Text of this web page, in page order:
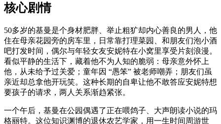
核心剧情
50多岁的基曼是个身材肥胖、举止粗犷却内心善良的男人，他
住在母亲花园旁的房车里，日常靠打理菜园、和朋友们泡小酒
吧打发时间，偶尔与年轻女友安妮特在小窝里享受片刻浪漫。
看似平静的生活下，藏着他不为人知的脆弱：母亲意外怀上
他，从未给予过关爱；童年因 “愚笨” 被老师嘲弄；朋友们虽
亲近却总拿他开玩笑。这种长期的自卑让他不敢答应安妮特想
要孩子的请求，两人关系渐趋紧张。
一个午后，基曼在公园偶遇了正在喂鸽子、大声朗读小说的玛
格丽特。这位知识渊博的退休农艺学家，用一生时间周游世